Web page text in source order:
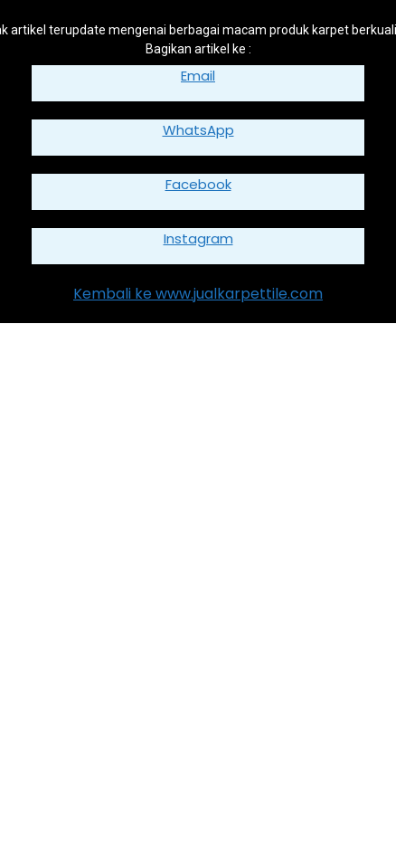
artikel terupdate mengenai berbagai macam produk karpet
Bagikan artikel ke :
Email
WhatsApp
Facebook
Instagram
Kembali ke www.jualkarpettile.com